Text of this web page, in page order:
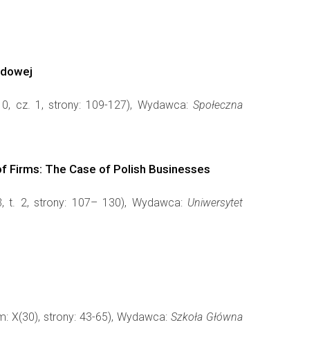
cz. 1, strony: 109-127), Wydawca:Społeczna
Firms: The Case of Polish Businesses
t. 2, strony: 107– 130), Wydawca: Uniwersytet
X(30), strony: 43-65), Wydawca: Szkoła Główna